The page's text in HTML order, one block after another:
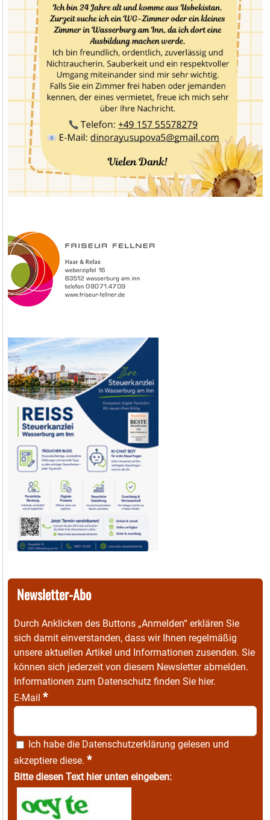
Newsletter-Abo
Durch Anklicken des Buttons „Anmelden“ erklären Sie
sich damit einverstanden, dass wir Ihnen regelmäßig
unsere aktuellen Artikel und Informationen zusenden. Sie
können sich jederzeit von diesem Newsletter abmelden.
Informationen zum Datenschutz finden Sie hier.
E-Mail *
Ich habe die Datenschutzerklärung gelesen und
akzeptiere diese. *
Bitte diesen Text hier unten eingeben: